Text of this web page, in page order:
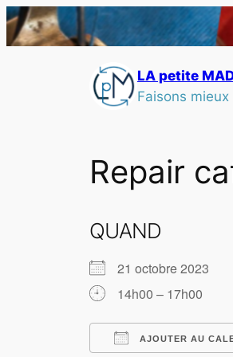
LA petite
Faisons
Repair
QUAND
21 octobre 2023
14h00 – 17h00
AJOUTER AU